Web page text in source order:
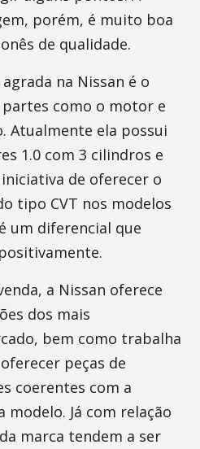
porém, é muito boa
de qualidade.
na Nissan é o
como o motor e
Atualmente ela possui
1.0 com 3 cilindros e
de oferecer o
tipo CVT nos modelos
um diferencial que
a Nissan oferece
dos mais
bem como trabalha
peças de
coerentes com a
modelo. Já com relação
marca tendem a ser